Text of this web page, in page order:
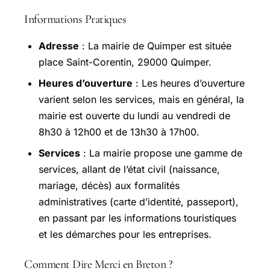
Informations Pratiques
Adresse : La mairie de Quimper est située
place Saint-Corentin, 29000 Quimper.
Heures d’ouverture : Les heures d’ouverture
varient selon les services, mais en général, la
mairie est ouverte du lundi au vendredi de
8h30 à 12h00 et de 13h30 à 17h00.
Services : La mairie propose une gamme de
services, allant de l’état civil (naissance,
mariage, décès) aux formalités
administratives (carte d’identité, passeport),
en passant par les informations touristiques
et les démarches pour les entreprises.
Comment Dire Merci en Breton ?